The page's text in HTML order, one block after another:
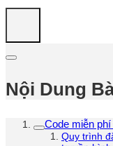
Nội Dung
Code miễn
Quy trình